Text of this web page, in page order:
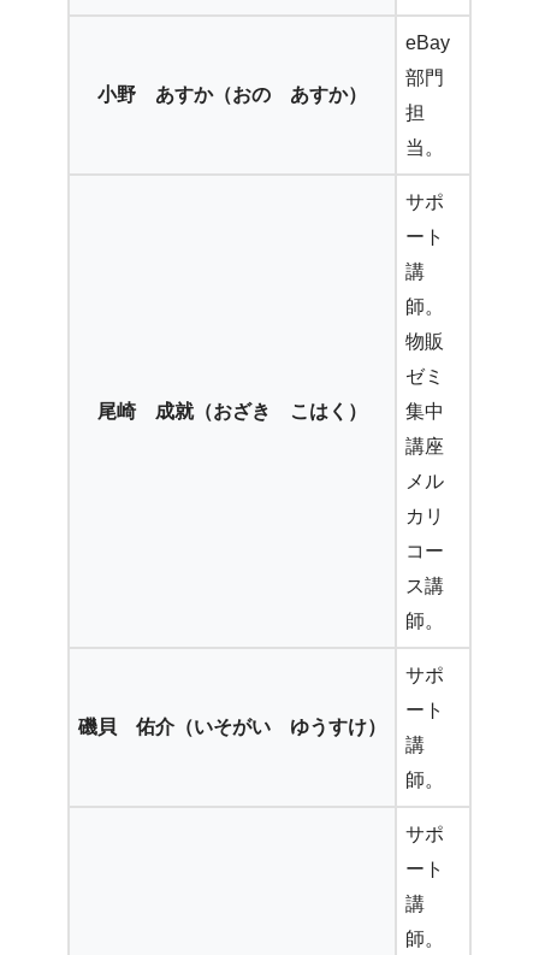
小野 あすか（おの あすか）
eBay
部門
担
当。
尾崎 成就（おざき こはく）
サポ
ート
講
師。
物販
ゼミ
集中
講座
メル
カリ
コー
ス講
師。
磯貝 佑介（いそがい ゆうすけ）
サポ
ート
講
師。
サポ
ート
講
師。